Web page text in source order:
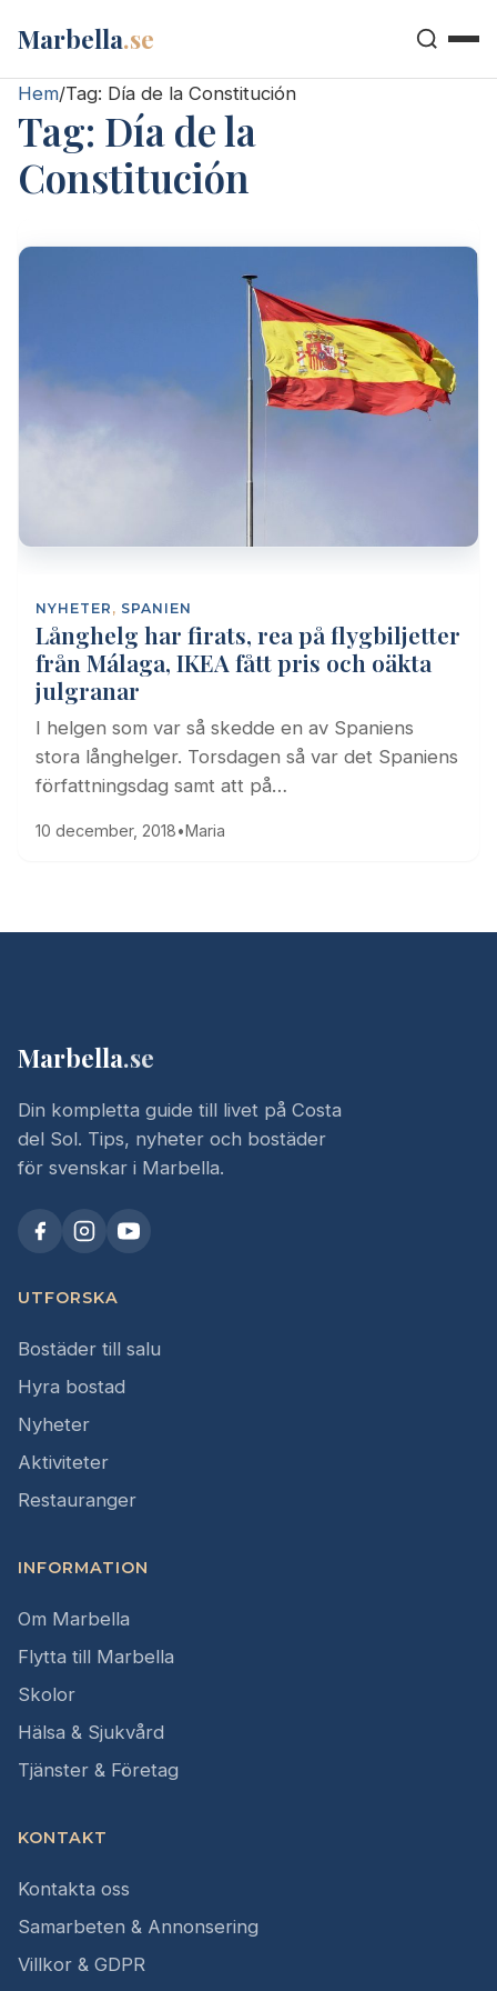
Marbella.se
Hem/Tag: Día de la Constitución
Tag: Día de la
Constitución
NYHETER , SPANIEN
Långhelg har firats, rea på flygbiljetter
från Málaga, IKEA fått pris och oäkta
julgranar
I helgen som var så skedde en av Spaniens
stora långhelger. Torsdagen så var det Spaniens
författningsdag samt att på…
10 december, 2018•Maria
Marbella.se
Din kompletta guide till livet på Costa
del Sol. Tips, nyheter och bostäder
för svenskar i Marbella.
UTFORSKA
Bostäder till salu
Hyra bostad
Nyheter
Aktiviteter
Restauranger
INFORMATION
Om Marbella
Flytta till Marbella
Skolor
Hälsa & Sjukvård
Tjänster & Företag
KONTAKT
Kontakta oss
Samarbeten & Annonsering
Villkor & GDPR